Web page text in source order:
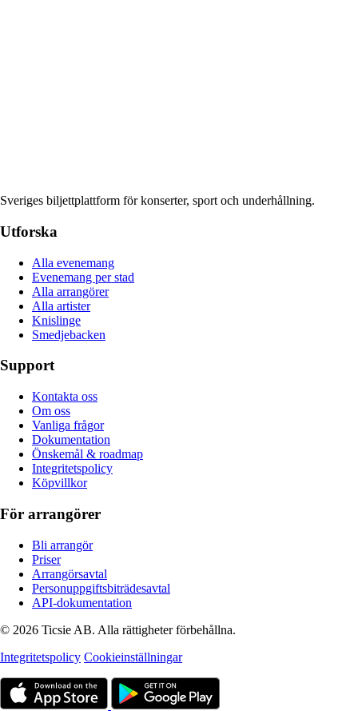
Sveriges biljettplattform för konserter, sport och underhållning.
Utforska
Alla evenemang
Evenemang per stad
Alla arrangörer
Alla artister
Knislinge
Smedjebacken
Support
Kontakta oss
Om oss
Vanliga frågor
Dokumentation
Önskemål & roadmap
Integritetspolicy
Köpvillkor
För arrangörer
Bli arrangör
Priser
Arrangörsavtal
Personuppgiftsbiträdesavtal
API-dokumentation
© 2026 Ticsie AB. Alla rättigheter förbehållna.
Integritetspolicy Cookieinställningar